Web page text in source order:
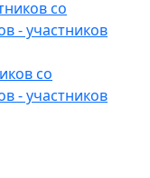
со
- участников